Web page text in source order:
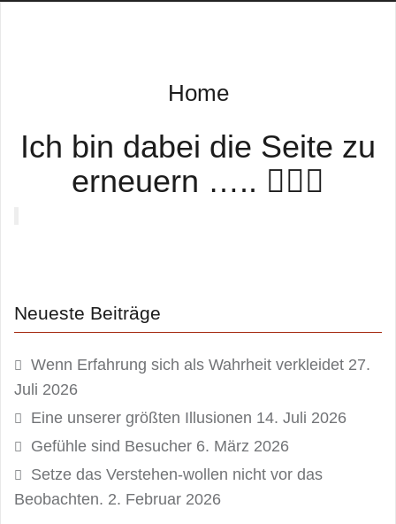
Home
Ich bin dabei die Seite zu
erneuern ….. 🙆🏼‍♀️
Neueste Beiträge
Wenn Erfahrung sich als Wahrheit verkleidet 27.
Juli 2026
Eine unserer größten Illusionen 14. Juli 2026
Gefühle sind Besucher 6. März 2026
Setze das Verstehen-wollen nicht vor das
Beobachten. 2. Februar 2026